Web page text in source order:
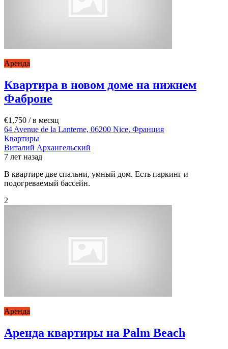
Аренда
Квартира в новом доме на нижнем
Фаброне
€1,750 / в месяц
64 Avenue de la Lanterne, 06200 Nice, Франция
Квартиры
Виталий Архангельский
7 лет назад
В квартире две спальни, умный дом. Есть паркинг и
подогреваемый бассейн.
2
Аренда
Аренда квартиры на Palm Beach